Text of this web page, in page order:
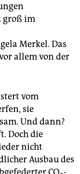
groß im
Merkel. Das
allem von der
vom
sie
Und dann?
Doch die
nicht
Ausbau des